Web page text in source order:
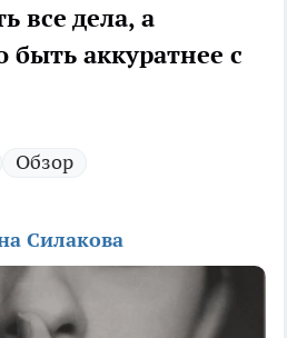
все дела, а
быть аккуратнее с
Обзор
Силакова